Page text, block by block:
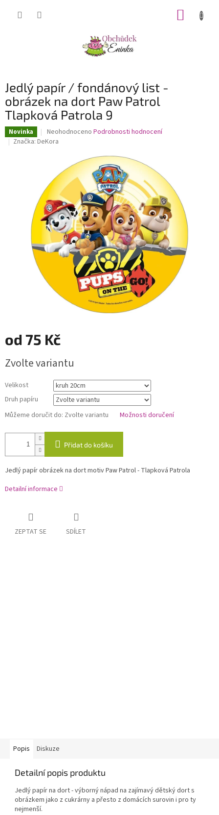
Jedlý papír / fondánový list -
obrázek na dort Paw Patrol
Tlapková Patrola 9
Novinka
Průměrné
hodnocení
5
hvězdiček.
Neohodnoceno Podrobnosti hodnocení
Značka: DeKora
od 75 Kč
cena:
Zvolte variantu
Velikost
Druh papíru
Můžeme doručit do: Zvolte variantu Možnosti doručení
Přidat do košíku
Jedlý papír obrázek na dort motiv Paw Patrol - Tlapková Patrola
Detailní informace
ZEPTAT SE SDÍLET
Popis Diskuze
Detailní popis produktu
Jedlý papír na dort - výborný nápad na zajímavý dětský dort s
obrázkem jako z cukrárny a přesto z domácích surovin i pro ty
nejmenší.